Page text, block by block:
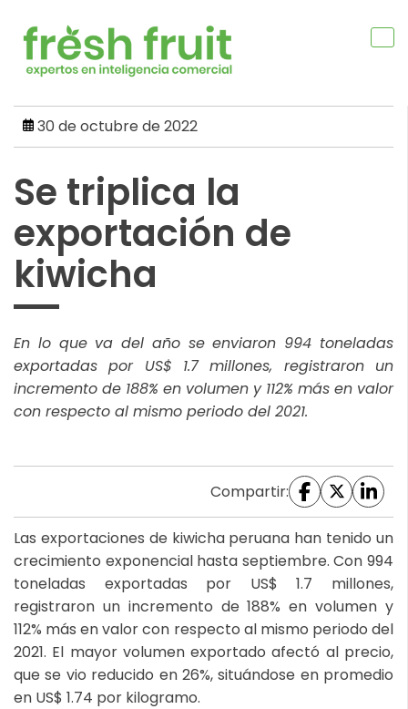
content
30 de octubre de 2022
Se triplica la
exportación de
kiwicha
En lo que va del año se enviaron 994 toneladas
exportadas por US$ 1.7 millones, registraron un
incremento de 188% en volumen y 112% más en valor
con respecto al mismo periodo del 2021.
Compartir:
Las exportaciones de kiwicha peruana han tenido un
crecimiento exponencial hasta septiembre. Con 994
toneladas exportadas por US$ 1.7 millones,
registraron un incremento de 188% en volumen y
112% más en valor con respecto al mismo periodo del
2021. El mayor volumen exportado afectó al precio,
que se vio reducido en 26%, situándose en promedio
en US$ 1.74 por kilogramo.